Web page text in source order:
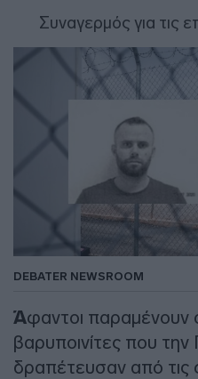
Συναγερμός για τις
DEBATER NEWSROOM
Άφαντοι παραμένουν
βαρυποινίτες που
δραπέτευσαν από τις